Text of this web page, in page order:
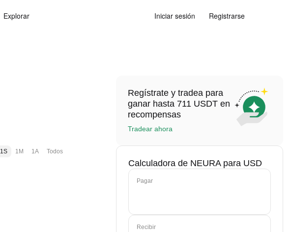
Explorar Iniciar sesión Registrarse
1S 1M 1A Todos
Regístrate y tradea para
ganar hasta 711 USDT en
recompensas
Tradear ahora
Calculadora de NEURA para USD
Pagar
Recibir